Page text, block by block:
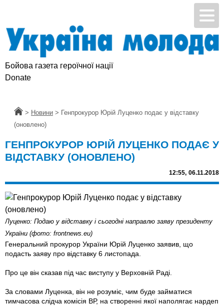
Бойова газета героїчної нації
Donate
Головна
> Новини > Генпрокурор Юрій Луценко подає у відставку
(оновлено)
ГЕНПРОКУРОР ЮРІЙ ЛУЦЕНКО ПОДАЄ У
ВІДСТАВКУ (ОНОВЛЕНО)
12:55, 06.11.2018
Луценко: Подаю у відставку і сьогодні направлю заяву президенту
України (фото: frontnews.eu)
Генеральний прокурор України Юрій Луценко заявив, що
подасть заяву про відставку 6 листопада.
Про це він сказав під час виступу у Верховній Раді.
За словами Луценка, він не розуміє, чим буде займатися
тимчасова слідча комісія ВР, на створенні якої наполягає нардеп